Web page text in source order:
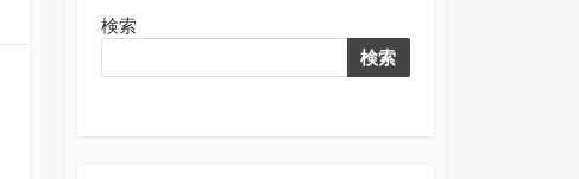
検索
検索